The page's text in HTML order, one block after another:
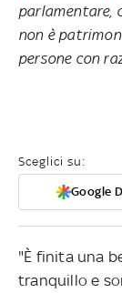
parlamentare,
non è
persone con
Sceglici su:
Google
"È finita una
tranquillo e